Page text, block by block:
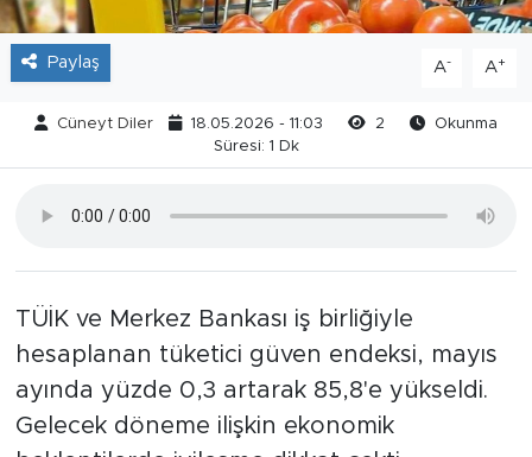
Paylaş A- A+
Cüneyt Diler 18.05.2026 - 11:03 2
Okunma
Süresi: 1 Dk
TÜİK ve Merkez Bankası iş birliğiyle
hesaplanan tüketici güven endeksi, mayıs
ayında yüzde 0,3 artarak 85,8'e yükseldi.
Gelecek döneme ilişkin ekonomik